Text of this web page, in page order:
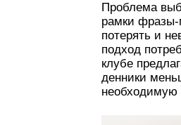
Проблема
рамки фразы-
потерять и
подход
клубе
денники
необходимую